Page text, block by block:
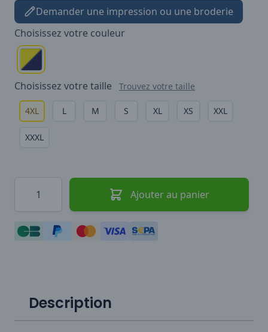
Demander une impression ou une broderie
Choisissez votre couleur
Choisissez votre taille Trouvez votre taille
4XL L M S XL XS XXL
XXXL
Ajouter au panier
Description